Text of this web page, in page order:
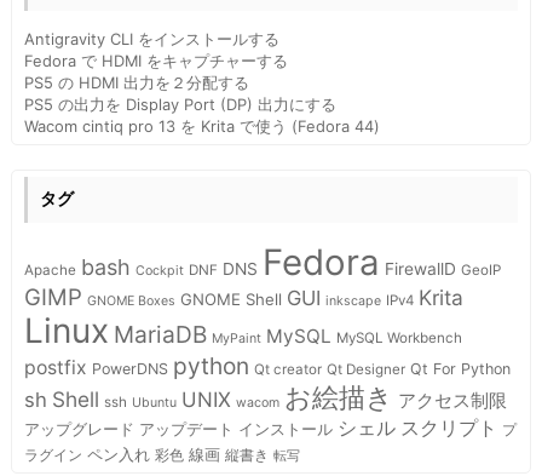
り
Antigravity CLI をインストールする
Fedora で HDMI をキャプチャーする
PS5 の HDMI 出力を２分配する
PS5 の出力を Display Port (DP) 出力にする
Wacom cintiq pro 13 を Krita で使う (Fedora 44)
タグ
Apache bash Cockpit DNF DNS Fedora FirewallD GeoIP
GIMP GNOME Boxes GNOME Shell GUI inkscape IPv4 Krita
Linux MariaDB MyPaint MySQL MySQL Workbench
postfix PowerDNS python Qt creator Qt Designer Qt For Python
sh Shell ssh Ubuntu UNIX wacom お絵描き アクセス制限
アップグレード アップデート インストール シェル スクリプト
プ
ラグイン ペン入れ 彩色 線画 縦書き 転写